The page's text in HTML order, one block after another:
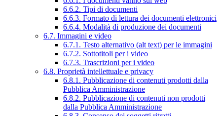
6.6.2. Tipi di documenti
6.6.3. Formato di lettura dei documenti elettronici
6.6.4. Modalità di produzione dei documenti
6.7. Immagini e video
6.7.1. Testo alternativo (alt text) per le immagini
6.7.2. Sottotitoli per i video
6.7.3. Trascrizioni per i video
6.8. Proprietà intellettuale e privacy
6.8.1. Pubblicazione di contenuti prodotti dalla
Pubblica Amministrazione
6.8.2. Pubblicazione di contenuti non prodotti
dalla Pubblica Amministrazione